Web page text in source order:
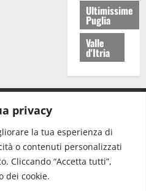
privacy
la tua esperienza di
o contenuti personalizzati
Cliccando “Accetta tutti”,
dei cookie.
Ultimissime
Puglia
Valle
d'Itria